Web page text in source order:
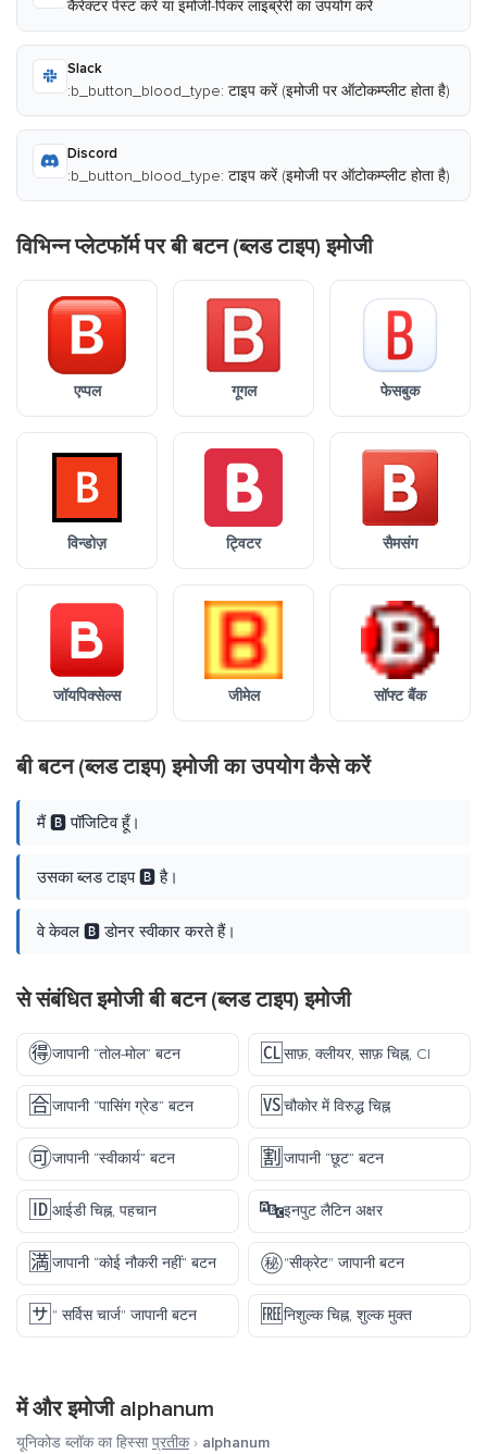
कैरेक्टर पेस्ट करें या इमोजी-पिकर लाइब्रेरी का उपयोग करें
Slack
:b_button_blood_type: टाइप करें (इमोजी पर ऑटोकम्प्लीट होता है)
Discord
:b_button_blood_type: टाइप करें (इमोजी पर ऑटोकम्प्लीट होता है)
विभिन्न प्लेटफॉर्म पर बी बटन (ब्लड टाइप) इमोजी
एप्पल गूगल फेसबुक
विन्डोज़ ट्विटर सैमसंग
जॉयपिक्सेल्स जीमेल सॉफ्ट बैंक
बी बटन (ब्लड टाइप) इमोजी का उपयोग कैसे करें
मैं 🅱️ पॉजिटिव हूँ।
उसका ब्लड टाइप 🅱️ है।
वे केवल 🅱️ डोनर स्वीकार करते हैं।
से संबंधित इमोजी बी बटन (ब्लड टाइप) इमोजी
🉐जापानी “तोल-मोल” बटन 🆑साफ़, क्लीयर, साफ़ चिह्न, Cl
🈴जापानी “पासिंग ग्रेड” बटन 🆚चौकोर में विरुद्ध चिह्न
🉑जापानी “स्वीकार्य” बटन 🈹जापानी “छूट” बटन
🆔 आईडी चिह्न, पहचान 🔤इनपुट लैटिन अक्षर
🈵जापानी “कोई नौकरी नहीं” बटन ㊙️"सीक्रेट" जापानी बटन
🈂️ " सर्विस चार्ज" जापानी बटन 🆓निशुल्क चिह्न, शुल्क मुक्त
में और इमोजी alphanum
यूनिकोड ब्लॉक का हिस्साप्रतीक› alphanum